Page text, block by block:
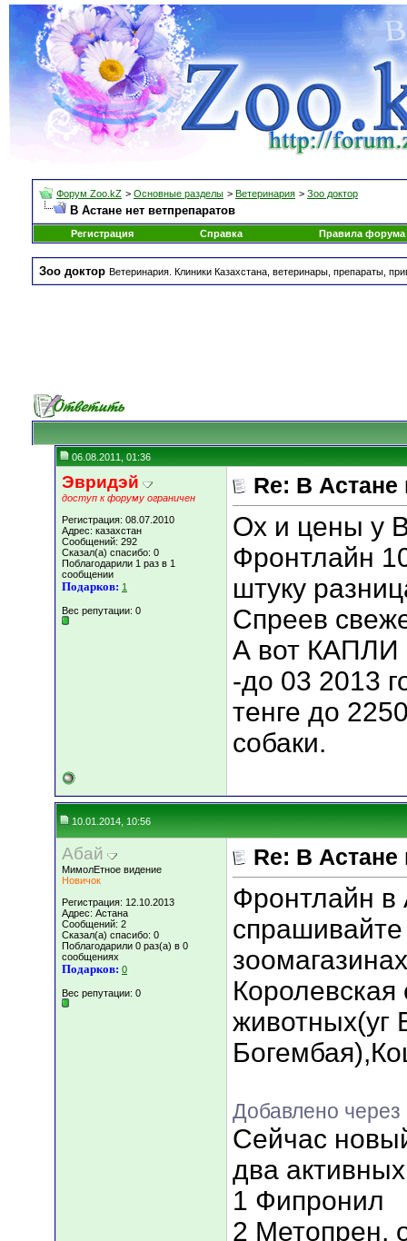
Форум Zoo.kZ > Основные разделы > Ветеринария > Зоо доктор
В Астане нет ветпрепаратов
Регистрация Справка Правила форума
Зоо доктор Ветеринария. Клиники Казахстана, ветеринары, препараты,
06.08.2011, 01:36
Эвридэй
доступ к форуму ограничен
Регистрация: 08.07.2010
Адрес: казахстан
Сообщений: 292
Сказал(а) спасибо: 0
Поблагодарили 1 раз в 1
сообщении
Подарков: 1
Вес репутации: 0
Re: В Астане
Ох и цены у
Фронтлайн
штуку
Спреев
А вот КАПЛИ
-до 03 2013
тенге до
собаки.
10.01.2014, 10:56
Абай
МимолЕтное видение
Новичок
Регистрация: 12.10.2013
Адрес: Астана
Сообщений: 2
Сказал(а) спасибо: 0
Поблагодарили 0 раз(а) в 0
сообщениях
Подарков: 0
Вес репутации: 0
Re: В Астане
Фронтлайн в
животных(уг
Добавлено через
Сейчас
два
1 Фипронил
2 Метопрен,